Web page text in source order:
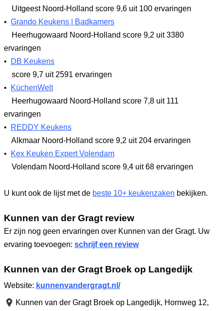
Uitgeest Noord-Holland score 9,6 uit 100 ervaringen
• Grando Keukens | Badkamers
Heerhugowaard Noord-Holland score 9,2 uit 3380
ervaringen
•
DB Keukens
score 9,7 uit 2591 ervaringen
•
KüchenWelt
Heerhugowaard Noord-Holland score 7,8 uit 111
ervaringen
•
REDDY Keukens
Alkmaar Noord-Holland score 9,2 uit 204 ervaringen
•
Kex Keuken Expert Volendam
Volendam Noord-Holland score 9,4 uit 68 ervaringen
U kunt ook de lijst met de beste 10+ keukenzaken bekijken.
Kunnen van der Gragt review
Er zijn nog geen ervaringen over Kunnen van der Gragt. Uw
ervaring toevoegen: schrijf een review
Kunnen van der Gragt Broek op Langedijk
Website: kunnenvandergragt.nl/
Kunnen van der Gragt Broek op Langedijk, Hornweg 12,